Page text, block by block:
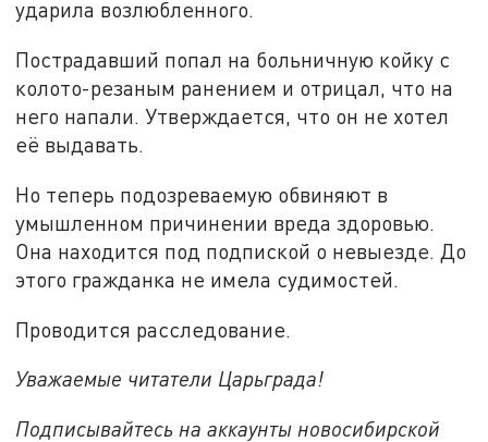
ударила возлюбленного.
Пострадавший попал на больничную койку с
колото-резаным ранением и отрицал, что на
него напали. Утверждается, что он не хотел
её выдавать.
Но теперь подозреваемую обвиняют в
умышленном причинении вреда здоровью.
Она находится под подпиской о невыезде. До
этого гражданка не имела судимостей.
Проводится расследование.
Уважаемые читатели Царьграда!
Подписывайтесь на аккаунты новосибирской